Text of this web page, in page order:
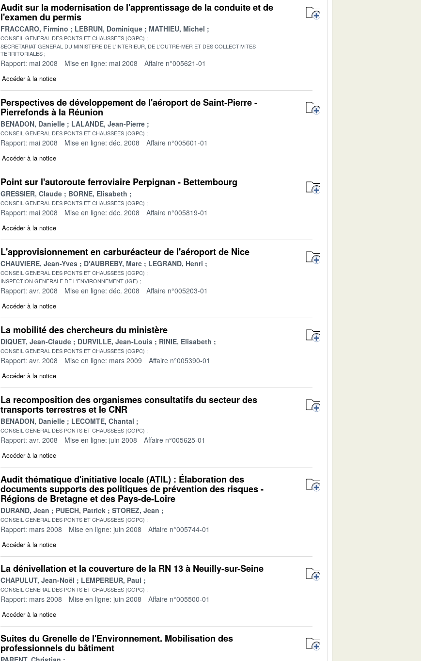
Audit sur la modernisation de l'apprentissage de la conduite et de
l'examen du permis
FRACCARO, Firmino LEBRUN, Dominique MATHIEU, Michel
CONSEIL GENERAL DES PONTS ET CHAUSSEES (CGPC)
SECRETARIAT GENERAL DU MINISTERE DE L'INTERIEUR, DE L'OUTRE-MER ET DES COLLECTIVITES
TERRITORIALES
Rapport: mai 2008 Mise en ligne: mai 2008 Affaire n°005621-01
Accéder à la notice
Perspectives de développement de l'aéroport de Saint-Pierre -
Pierrefonds à la Réunion
BENADON, Danielle LALANDE, Jean-Pierre
CONSEIL GENERAL DES PONTS ET CHAUSSEES (CGPC)
Rapport: mai 2008 Mise en ligne: déc. 2008 Affaire n°005601-01
Accéder à la notice
Point sur l'autoroute ferroviaire Perpignan - Bettembourg
GRESSIER, Claude BORNE, Elisabeth
CONSEIL GENERAL DES PONTS ET CHAUSSEES (CGPC)
Rapport: mai 2008 Mise en ligne: déc. 2008 Affaire n°005819-01
Accéder à la notice
L'approvisionnement en carburéacteur de l'aéroport de Nice
CHAUVIERE, Jean-Yves D'AUBREBY, Marc LEGRAND, Henri
CONSEIL GENERAL DES PONTS ET CHAUSSEES (CGPC)
INSPECTION GENERALE DE L'ENVIRONNEMENT (IGE)
Rapport: avr. 2008 Mise en ligne: déc. 2008 Affaire n°005203-01
Accéder à la notice
La mobilité des chercheurs du ministère
DIQUET, Jean-Claude DURVILLE, Jean-Louis RINIE, Elisabeth
CONSEIL GENERAL DES PONTS ET CHAUSSEES (CGPC)
Rapport: avr. 2008 Mise en ligne: mars 2009 Affaire n°005390-01
Accéder à la notice
La recomposition des organismes consultatifs du secteur des
transports terrestres et le CNR
BENADON, Danielle LECOMTE, Chantal
CONSEIL GENERAL DES PONTS ET CHAUSSEES (CGPC)
Rapport: avr. 2008 Mise en ligne: juin 2008 Affaire n°005625-01
Accéder à la notice
Audit thématique d'initiative locale (ATIL) : Élaboration des
documents supports des politiques de prévention des risques -
Régions de Bretagne et des Pays-de-Loire
DURAND, Jean PUECH, Patrick STOREZ, Jean
CONSEIL GENERAL DES PONTS ET CHAUSSEES (CGPC)
Rapport: mars 2008 Mise en ligne: juin 2008 Affaire n°005744-01
Accéder à la notice
La dénivellation et la couverture de la RN 13 à Neuilly-sur-Seine
CHAPULUT, Jean-Noël LEMPEREUR, Paul
CONSEIL GENERAL DES PONTS ET CHAUSSEES (CGPC)
Rapport: mars 2008 Mise en ligne: juin 2008 Affaire n°005500-01
Accéder à la notice
Suites du Grenelle de l'Environnement. Mobilisation des
professionnels du bâtiment